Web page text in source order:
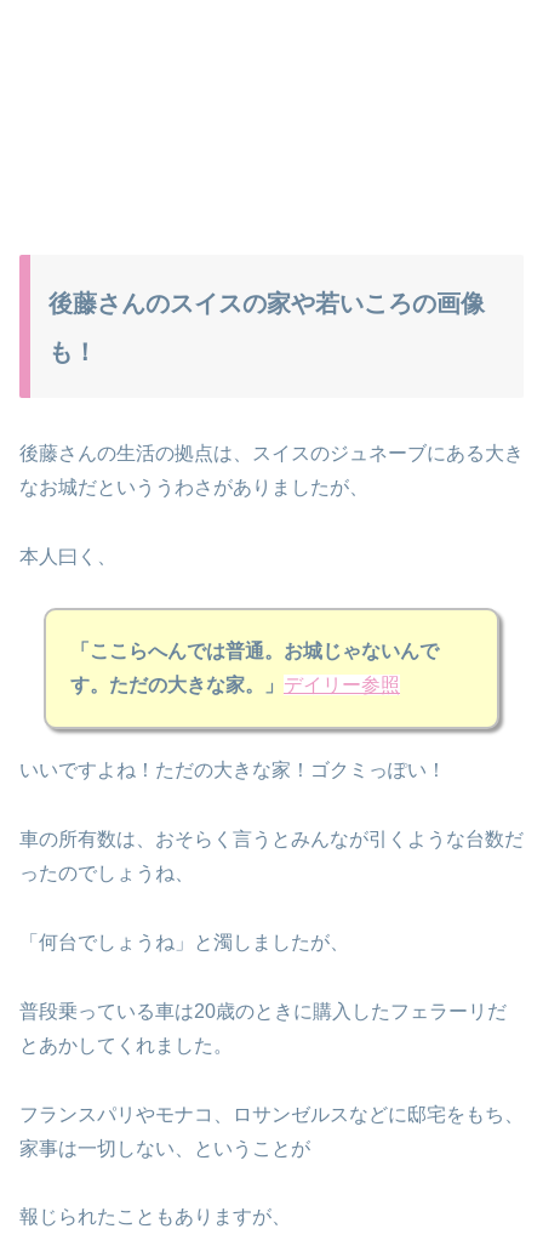
後藤さんのスイスの家や若いころの画像
も！
後藤さんの生活の拠点は、スイスのジュネーブにある大き
なお城だといううわさがありましたが、
本人曰く、
「ここらへんでは普通。お城じゃないんで
す。ただの大きな家。」 デイリー参照
いいですよね！ただの大きな家！ゴクミっぽい！
車の所有数は、おそらく言うとみんなが引くような台数だ
ったのでしょうね、
「何台でしょうね」と濁しましたが、
普段乗っている車は20歳のときに購入したフェラーリだ
とあかしてくれました。
フランスパリやモナコ、ロサンゼルスなどに邸宅をもち、
家事は一切しない、ということが
報じられたこともありますが、